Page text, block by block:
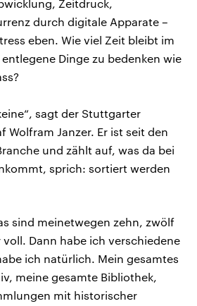
Zeitdruck,
durch digitale Apparate –
eben. Wie viel Zeit bleibt im
Dinge zu bedenken wie
sagt der Stuttgarter
Wolfram Janzer. Er ist seit den
und zählt auf, was da bei
sprich: sortiert werden
sind meinetwegen zehn, zwölf
Dann habe ich verschiedene
ich natürlich. Mein gesamtes
meine gesamte Bibliothek,
mit historischer